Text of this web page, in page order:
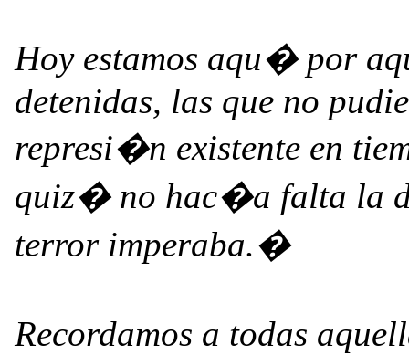
Hoy estamos aqu� por
detenidas, las que no
represi�n existente en
quiz� no hac�a falta la
terror imperaba.�
Recordamos a todas